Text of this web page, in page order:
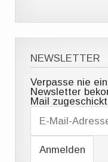
NEWSLETTER
Verpasse nie
Newsletter
Mail
E
a